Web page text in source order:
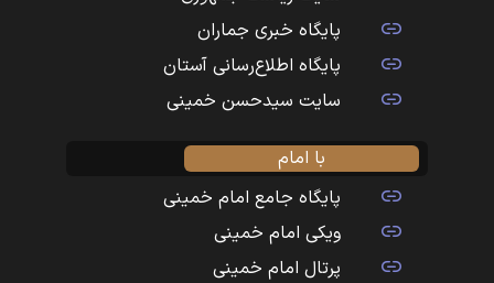
پایگاه خبری جماران
پایگاه اطلاع‌رسانی آستان
سایت سیدحسن خمینی
با امام
پایگاه جامع امام خمینی
ویکی امام خمینی
پرتال امام خمینی